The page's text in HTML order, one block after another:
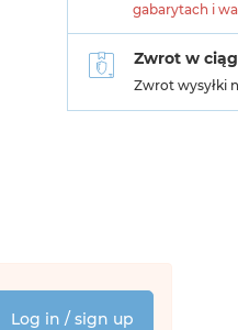
gabarytach i
Zwrot w
Zwrot wysyłki
Log in / sign up